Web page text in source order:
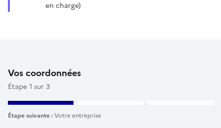
en charge)
Étape 1 sur 3
Vos coordonnées
Étape suivante :Votre entreprise